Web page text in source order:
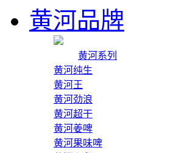
黄河品牌
黄河系列
黄河纯生
黄河王
黄河劲浪
黄河超干
黄河姜啤
黄河果味啤